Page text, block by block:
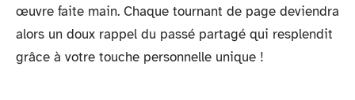
œuvre faite main. Chaque tournant de page deviendra
alors un doux rappel du passé partagé qui resplendit
grâce à votre touche personnelle unique !